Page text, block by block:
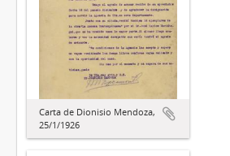
Carta de Dionisio Mendoza,
25/1/1926